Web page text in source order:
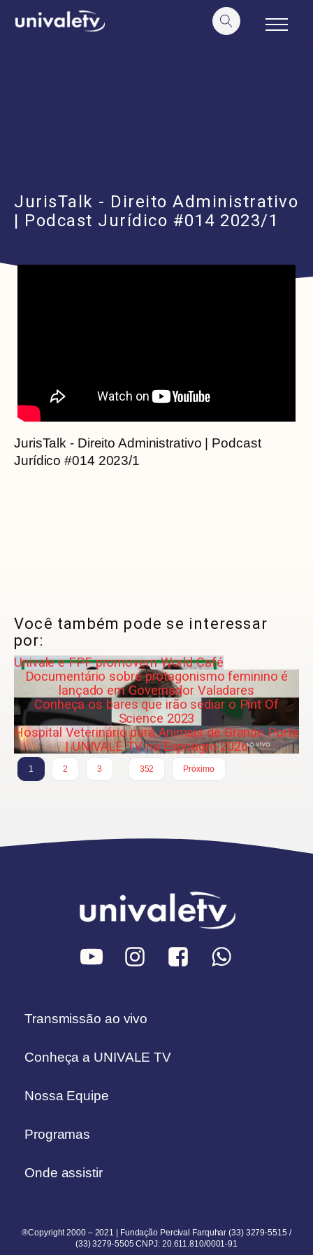
conteúdo
JurisTalk - Direito Administrativo
| Podcast Jurídico #014 2023/1
JurisTalk - Direito Administrativo | Podcast
Jurídico #014 2023/1
Você também pode se interessar
por:
Univale e FPF promovem World Café
Documentário sobre protagonismo feminino é
lançado em Governador Valadares
Conheça os bares que irão sediar o Pint Of
Science 2023
Hospital Veterinário para Animais de Grande Porte
| UNIVALE TV na Expoagro 2026
1 2 3
352
Próximo
Transmissão ao vivo
Conheça a UNIVALE TV
Nossa Equipe
Programas
Onde assistir
®Copyright 2000 – 2021 | Fundação Percival Farquhar (33) 3279-5515 /
(33) 3279-5505 CNPJ: 20.611.810/0001-91